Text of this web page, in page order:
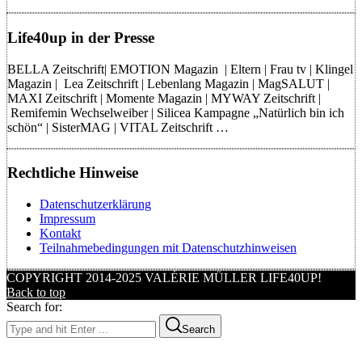
Life40up in der Presse
BELLA Zeitschrift| EMOTION Magazin | Eltern | Frau tv | Klingel
Magazin | Lea Zeitschrift | Lebenlang Magazin | MagSALUT |
MAXI Zeitschrift | Momente Magazin | MYWAY Zeitschrift |
Remifemin Wechselweiber | Silicea Kampagne „Natürlich bin ich
schön“ | SisterMAG | VITAL Zeitschrift …
Rechtliche Hinweise
Datenschutzerklärung
Impressum
Kontakt
Teilnahmebedingungen mit Datenschutzhinweisen
COPYRIGHT 2014-2025 VALÉRIE MÜLLER LIFE40UP!
Back to top
Search for:
Search